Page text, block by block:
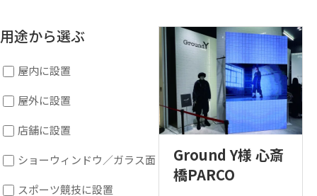
Ground Y様 心斎
橋PARCO
用途から選ぶ
屋内に設置
屋外に設置
店舗に設置
ショーウィンドウ／ガラス面
スポーツ競技に設置